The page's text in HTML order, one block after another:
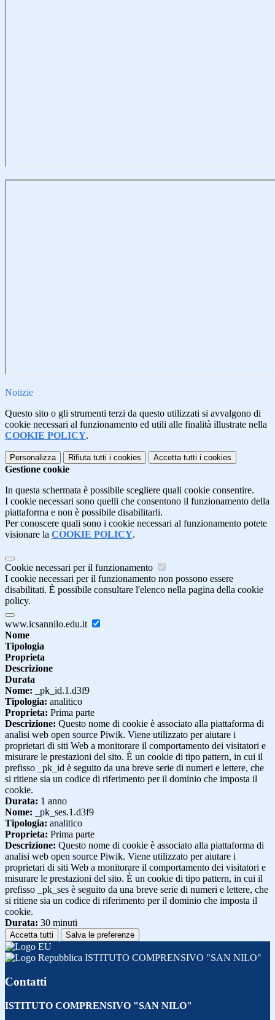
Notizie
Questo sito o gli strumenti terzi da questo utilizzati si avvalgono di
cookie necessari al funzionamento ed utili alle finalità illustrate nella
COOKIE POLICY.
Personalizza Rifiuta tutti i cookies Accetta tutti i cookies
Gestione cookie
In questa schermata è possibile scegliere quali cookie consentire.
I cookie necessari sono quelli che consentono il funzionamento della
piattaforma e non è possibile disabilitarli.
Per conoscere quali sono i cookie necessari al funzionamento potete
visionare la COOKIE POLICY.
Cookie necessari per il funzionamento
I cookie necessari per il funzionamento non possono essere
disabilitati. È possibile consultare l'elenco nella pagina della cookie
policy.
www.icsannilo.edu.it
Nome
Tipologia
Proprieta
Descrizione
Durata
Nome: _pk_id.1.d3f9
Tipologia: analitico
Proprieta: Prima parte
Descrizione: Questo nome di cookie è associato alla piattaforma di
analisi web open source Piwik. Viene utilizzato per aiutare i
proprietari di siti Web a monitorare il comportamento dei visitatori e
misurare le prestazioni del sito. È un cookie di tipo pattern, in cui il
prefisso _pk_id è seguito da una breve serie di numeri e lettere, che
si ritiene sia un codice di riferimento per il dominio che imposta il
cookie.
Durata: 1 anno
Nome: _pk_ses.1.d3f9
Tipologia: analitico
Proprieta: Prima parte
Descrizione: Questo nome di cookie è associato alla piattaforma di
analisi web open source Piwik. Viene utilizzato per aiutare i
proprietari di siti Web a monitorare il comportamento dei visitatori e
misurare le prestazioni del sito. È un cookie di tipo pattern, in cui il
prefisso _pk_ses è seguito da una breve serie di numeri e lettere, che
si ritiene sia un codice di riferimento per il dominio che imposta il
cookie.
Durata: 30 minuti
Accetta tutti Salva le preferenze
ISTITUTO COMPRENSIVO "SAN NILO"
Contatti
ISTITUTO COMPRENSIVO "SAN NILO"